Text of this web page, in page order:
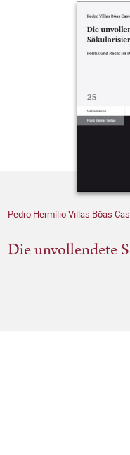
Pedro Hermílio Villas Bôas
Die unvollendete